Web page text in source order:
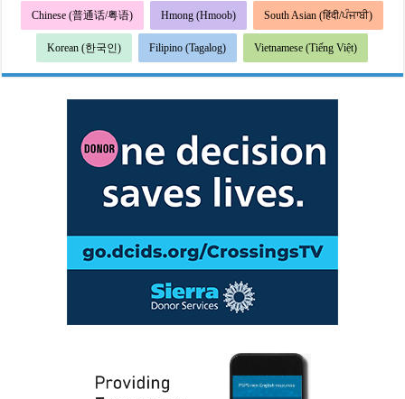
Chinese (普通话/粤语) Hmong (Hmoob) South Asian (हिंदी/ਪੰਜਾਬੀ)
Korean (한국인) Filipino (Tagalog) Vietnamese (Tiếng Việt)